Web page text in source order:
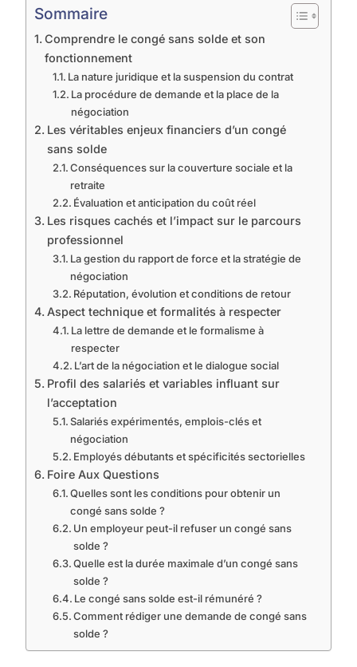
Sommaire
Comprendre le congé sans solde et son
fonctionnement
La nature juridique et la suspension du contrat
La procédure de demande et la place de la
négociation
Les véritables enjeux financiers d’un congé
sans solde
Conséquences sur la couverture sociale et la
retraite
Évaluation et anticipation du coût réel
Les risques cachés et l’impact sur le parcours
professionnel
La gestion du rapport de force et la stratégie de
négociation
Réputation, évolution et conditions de retour
Aspect technique et formalités à respecter
La lettre de demande et le formalisme à
respecter
L’art de la négociation et le dialogue social
Profil des salariés et variables influant sur
l’acceptation
Salariés expérimentés, emplois-clés et
négociation
Employés débutants et spécificités sectorielles
Foire Aux Questions
Quelles sont les conditions pour obtenir un
congé sans solde ?
Un employeur peut-il refuser un congé sans
solde ?
Quelle est la durée maximale d’un congé sans
solde ?
Le congé sans solde est-il rémunéré ?
Comment rédiger une demande de congé sans
solde ?